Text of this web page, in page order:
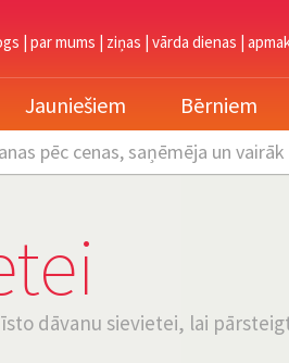
| par mums | ziņas | vārda dienas |
Jauniešiem Bērniem
pēc cenas, saņēmēja un vairāk
dāvanu sievietei, lai